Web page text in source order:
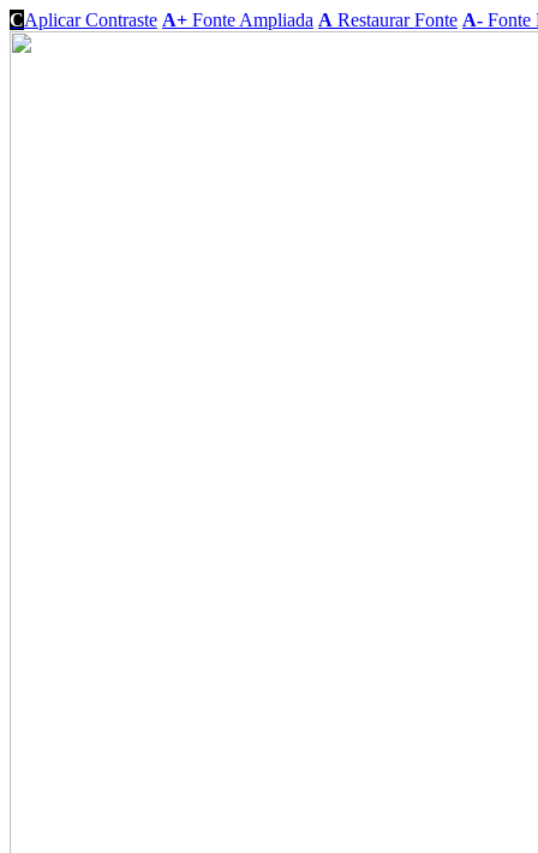
CAplicar Contraste A+ Fonte Ampliada A Restaurar Fonte A- Fonte